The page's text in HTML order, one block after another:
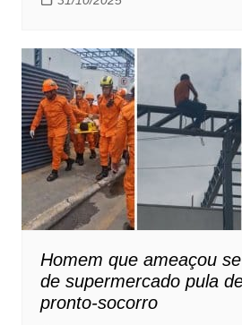
Homem que ameaçou
de supermercado pula
pronto-socorro